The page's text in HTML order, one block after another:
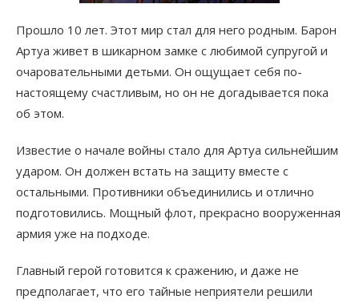
Прошло 10 лет. Этот мир стал для него родным. Барон
Артуа живет в шикарном замке с любимой супругой и
очаровательными детьми. Он ощущает себя по-
настоящему счастливым, но он не догадывается пока
об этом.
Известие о начале войны стало для Артуа сильнейшим
ударом. Он должен встать на защиту вместе с
остальными. Противники объединились и отлично
подготовились. Мощный флот, прекрасно вооруженная
армия уже на подходе.
Главный герой готовится к сражению, и даже не
предполагает, что его тайные неприятели решили